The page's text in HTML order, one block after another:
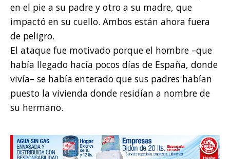
en el pie a su padre y otro a su madre, que
impactó en su cuello. Ambos están ahora fuera
de peligro.
El ataque fue motivado porque el hombre –que
había llegado hacía pocos días de España, donde
vivía– se había enterado que sus padres habían
puesto la vivienda donde residían a nombre de
su hermano.